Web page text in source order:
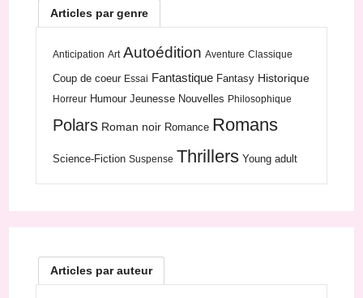
Articles par genre
Anticipation Art Autoédition Aventure Classique
Coup de coeur Essai Fantastique Fantasy Historique
Horreur Humour Jeunesse Nouvelles Philosophique
Polars Roman noir Romance Romans
Science-Fiction Suspense Thrillers Young adult
Articles par auteur